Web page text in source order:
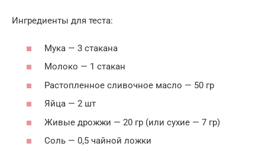
Ингредиенты для теста:
Мука — 3 стакана
Молоко — 1 стакан
Растопленное сливочное масло — 50 гр
Яйца — 2 шт
Живые дрожжи — 20 гр (или сухие — 7 гр)
Соль — 0,5 чайной ложки